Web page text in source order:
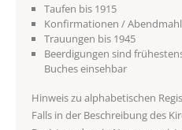
Taufen bis 1915
Konfirmationen /
Trauungen bis 1945
Beerdigungen sind
Buches einsehbar
Hinweis zu alphabetischen
Falls in der Beschreibung des